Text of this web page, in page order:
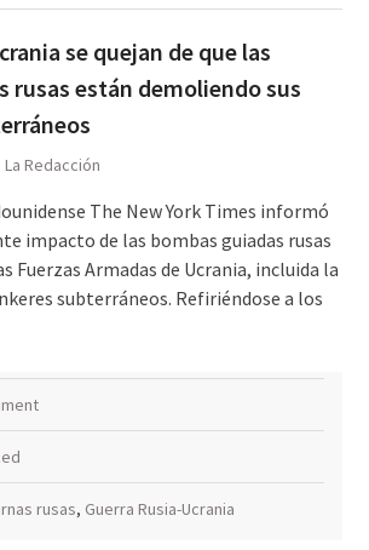
se quejan de que las
rusas están demoliendo sus
La Redacción
The New York Times informó
impacto de las bombas guiadas rusas
Fuerzas Armadas de Ucrania, incluida la
subterráneos. Refiriéndose a los
rusas, Guerra Rusia-Ucrania